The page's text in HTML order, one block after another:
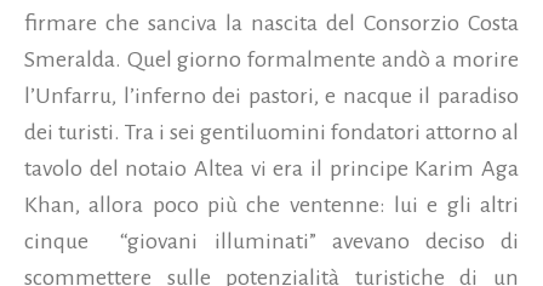
firmare che sanciva la nascita del Consorzio Costa
Smeralda. Quel giorno formalmente andò a morire
l’Unfarru, l’inferno dei pastori, e nacque il paradiso
dei turisti. Tra i sei gentiluomini fondatori attorno al
tavolo del notaio Altea vi era il principe Karim Aga
Khan, allora poco più che ventenne: lui e gli altri
cinque “giovani illuminati” avevano deciso di
scommettere sulle potenzialità turistiche di un